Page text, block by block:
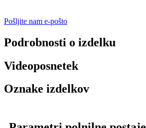
Pošljite nam e-pošto
Podrobnosti o izdelku
Videoposnetek
Oznake izdelkov